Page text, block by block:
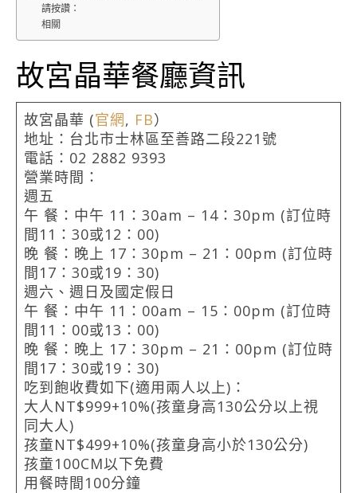
請按讚：
相關
故宮晶華餐廳資訊
故宮晶華 (官網, FB）
地址：台北市士林區至善路二段221號
電話：02 2882 9393
營業時間：
週五
午 餐：中午 11：30am – 14：30pm (訂位時
間11：30或12：00)
晚 餐：晚上 17：30pm – 21：00pm (訂位時
間17：30或19：30)
週六、週日及國定假日
午 餐：中午 11：00am – 15：00pm (訂位時
間11：00或13：00)
晚 餐：晚上 17：30pm – 21：00pm (訂位時
間17：30或19：30)
吃到飽收費如下(適用兩人以上)：
大人NT$999+10%(孩童身高130公分以上視
同大人)
孩童NT$499+10%(孩童身高小於130公分)
孩童100CM以下免費
用餐時間100分鐘